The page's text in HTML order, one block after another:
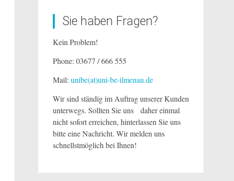
Sie haben Fragen?
Kein Problem!
Phone: 03677 / 666 555
Mail: unibe(at)uni-be-ilmenau.de
Wirsind ständigim AuftragunsererKunden
unterwegs. Sollten Sieuns dahereinmal
nichtsoforterreichen, hinterlassen Sieuns
bitteeineNachricht. Wirmelden uns
schnellstmöglich bei Ihnen!